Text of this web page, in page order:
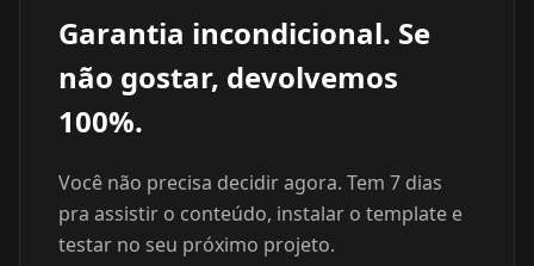
Garantia incondicional. Se
não gostar, devolvemos
100%.
Você não precisa decidir agora. Tem 7 dias
pra assistir o conteúdo, instalar o template e
testar no seu próximo projeto.